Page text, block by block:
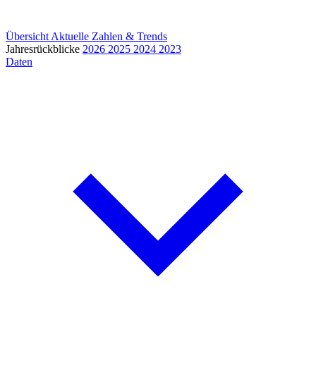
Übersicht Aktuelle Zahlen & Trends
Jahresrückblicke 2026 2025 2024 2023
Daten